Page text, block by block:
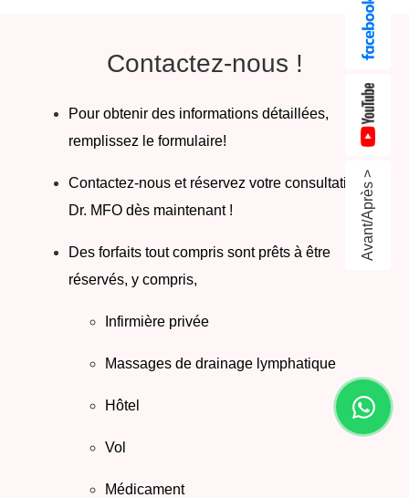
Contactez-nous !
Pour obtenir des informations détaillées,
remplissez le formulaire!
Contactez-nous et réservez votre consultation
Dr. MFO dès maintenant !
Des forfaits tout compris sont prêts à être
réservés, y compris,
Infirmière privée
Massages de drainage lymphatique
Hôtel
Vol
Médicament
Avant/Après >